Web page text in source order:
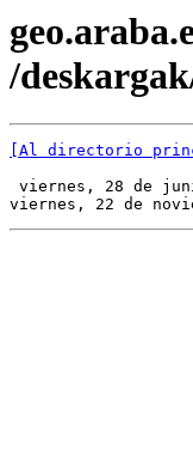
/
[Al directorio
viernes, 28 de
viernes, 22 de